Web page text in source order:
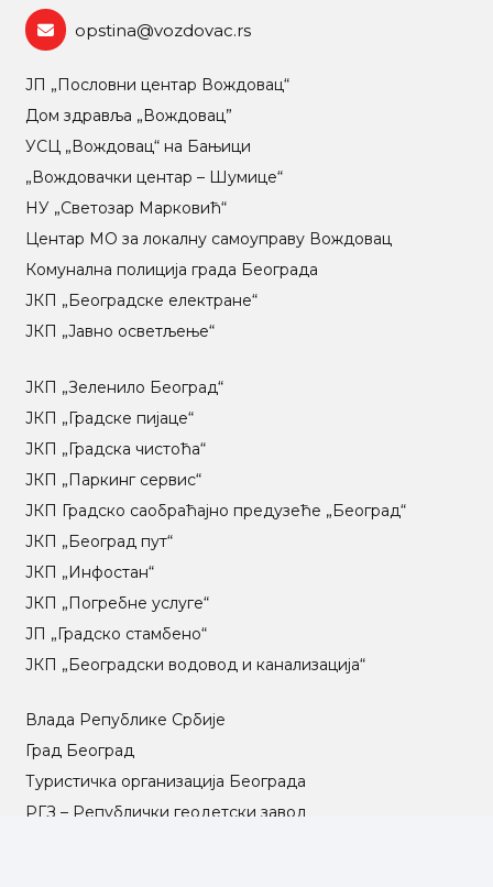
opstina@vozdovac.rs
ЈП „Пословни центар Вождовац“
Дом здравља „Вождовац”
УСЦ „Вождовац“ на Бањици
„Вождовачки центар – Шумице“
НУ „Светозар Марковић“
Центар МO за локалну самоуправу Вождовац
Комунална полиција града Београда
ЈКП „Београдске електране“
ЈКП „Јавно осветљење“
ЈКП „Зеленило Београд“
ЈКП „Градске пијаце“
ЈКП „Градска чистоћа“
ЈКП „Паркинг сервис“
ЈКП Градско саобраћајно предузеће „Београд“
ЈКП „Београд пут“
ЈКП „Инфостан“
ЈКП „Погребне услуге“
ЈП „Градско стамбено“
ЈКП „Београдски водовод и канализација“
Влада Републике Србије
Град Београд
Туристичка организација Београда
РГЗ – Републички геодетски завод